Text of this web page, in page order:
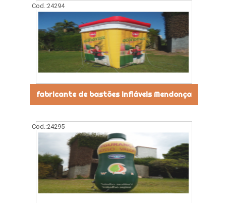
Cod.:24294
fabricante de bastões infláveis Mendonça
Cod.:24295